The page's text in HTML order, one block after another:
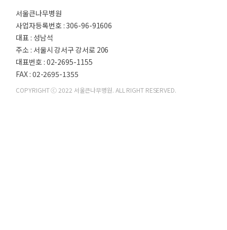
서울큰나무병원
사업자등록번호 : 306-96-91606
대표 : 성남석
주소 : 서울시 강서구 강서로 206
대표번호 : 02-2695-1155
FAX : 02-2695-1355
COPYRIGHT ⓒ 2022 서울큰나무병원. ALL RIGHT RESERVED.